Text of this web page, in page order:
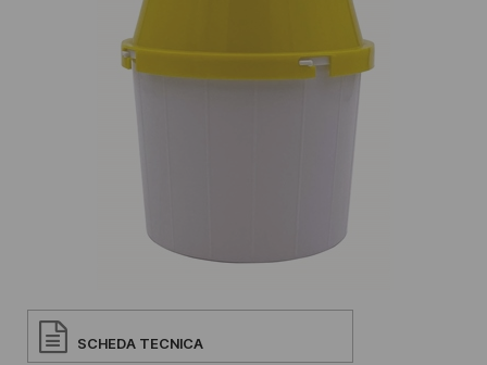
SCHEDA TECNICA